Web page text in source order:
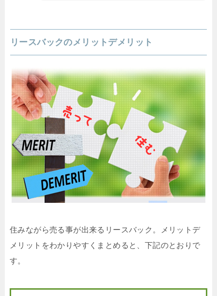
リースバックのメリットデメリット
住みながら売る事が出来るリースバック。メリットデ
メリットをわかりやすくまとめると、下記のとおりで
す。